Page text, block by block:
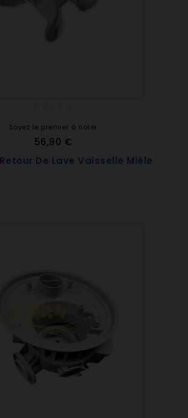
Soyez le premier à noter
56,90 €
De Lave Vaisselle Mièle